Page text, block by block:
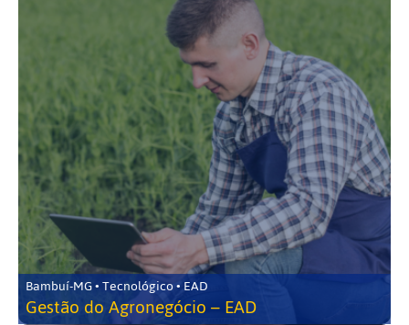
Bambuí-MG • Tecnológico • EAD
Gestão do Agronegócio – EAD